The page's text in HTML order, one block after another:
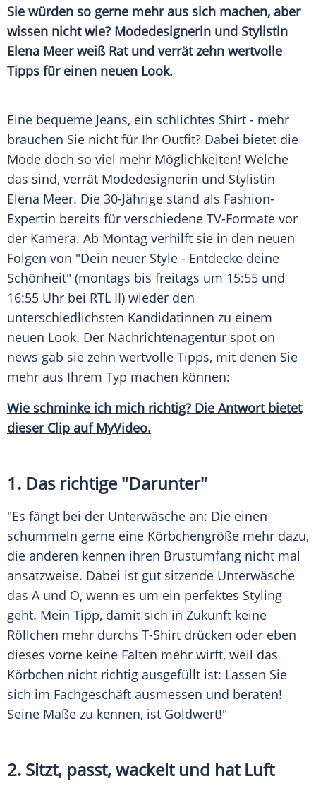
Sie würden so gerne mehr aus sich machen, aber
wissen nicht wie? Modedesignerin und Stylistin
Elena Meer weiß Rat und verrät zehn wertvolle
Tipps für einen neuen Look.
Eine bequeme Jeans, ein schlichtes Shirt - mehr
brauchen Sie nicht für Ihr Outfit? Dabei bietet die
Mode doch so viel mehr Möglichkeiten! Welche
das sind, verrät Modedesignerin und Stylistin
Elena Meer. Die 30-Jährige stand als Fashion-
Expertin bereits für verschiedene TV-Formate vor
der Kamera. Ab Montag verhilft sie in den neuen
Folgen von "Dein neuer Style - Entdecke deine
Schönheit" (montags bis freitags um 15:55 und
16:55 Uhr bei RTL II) wieder den
unterschiedlichsten Kandidatinnen zu einem
neuen Look. Der Nachrichtenagentur spot on
news gab sie zehn wertvolle Tipps, mit denen Sie
mehr aus Ihrem Typ machen können:
Wie schminke ich mich richtig? Die Antwort bietet
dieser Clip auf MyVideo.
1. Das richtige "Darunter"
"Es fängt bei der Unterwäsche an: Die einen
schummeln gerne eine Körbchengröße mehr dazu,
die anderen kennen ihren Brustumfang nicht mal
ansatzweise. Dabei ist gut sitzende Unterwäsche
das A und O, wenn es um ein perfektes Styling
geht. Mein Tipp, damit sich in Zukunft keine
Röllchen mehr durchs T-Shirt drücken oder eben
dieses vorne keine Falten mehr wirft, weil das
Körbchen nicht richtig ausgefüllt ist: Lassen Sie
sich im Fachgeschäft ausmessen und beraten!
Seine Maße zu kennen, ist Goldwert!"
2. Sitzt, passt, wackelt und hat Luft